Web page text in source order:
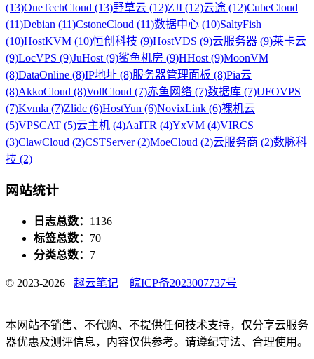
(13)OneTechCloud (13)野草云 (12)ZJI (12)云途 (12)CubeCloud
(11)Debian (11)CstoneCloud (11)数据中心 (10)SaltyFish
(10)HostKVM (10)恒创科技 (9)HostVDS (9)云服务器 (9)莱卡云
(9)LocVPS (9)JuHost (9)鲨鱼机房 (9)HHost (9)MoonVM
(8)DataOnline (8)IP地址 (8)服务器管理面板 (8)Pia云
(8)AkkoCloud (8)VollCloud (7)赤鱼网络 (7)数据库 (7)UFOVPS
(7)Kvmla (7)Zlidc (6)HostYun (6)NovixLink (6)裸机云
(5)VPSCAT (5)云主机 (4)AaITR (4)YxVM (4)VIRCS
(3)ClawCloud (2)CSTServer (2)MoeCloud (2)云服务商 (2)数脉科
技 (2)
网站统计
日志总数： 1136
标签总数： 70
分类总数： 7
© 2023-2026 趣云笔记 皖ICP备2023007737号
本网站不销售、不代购、不提供任何技术支持，仅分享云服务
器优惠及测评信息，内容仅供参考。请遵纪守法、合理使用。